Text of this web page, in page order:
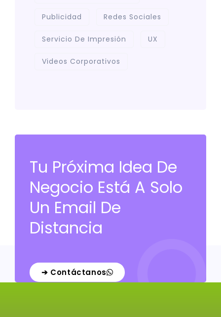
Publicidad Redes Sociales
Servicio De Impresión UX
Videos Corporativos
Tu Próxima Idea De
Negocio Está A Solo
Un Email De
Distancia
➔ Contáctanos